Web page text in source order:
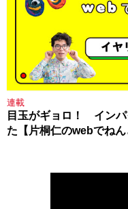
連載
目玉がギョロ！ イン
た【片桐仁のwebでねん